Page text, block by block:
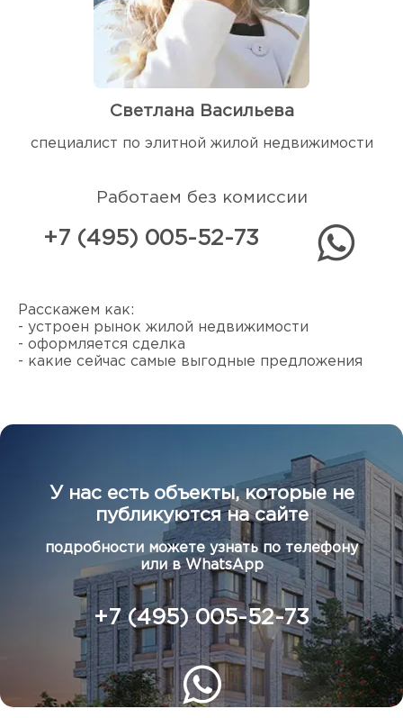
Светлана Васильева
специалист по элитной жилой недвижимости
Работаем без комиссии
+7 (495) 005-52-73
Расскажем как:
- устроен рынок жилой недвижимости
- оформляется сделка
- какие сейчас самые выгодные предложения
У нас есть объекты, которые не
публикуются на сайте
подробности можете узнать по телефону
или в WhatsApp
+7 (495) 005-52-73